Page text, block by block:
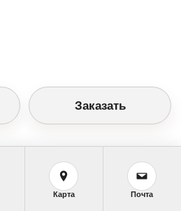
Заказать
Карта Почта